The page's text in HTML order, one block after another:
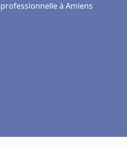
à Amiens